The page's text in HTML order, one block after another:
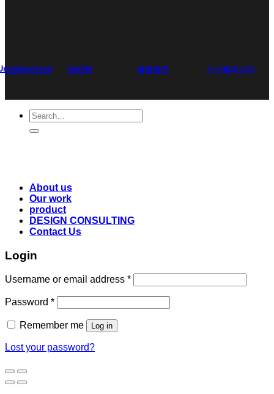
visible 글램핑존 시스템파고라
Search
for:
About us
Our work
product
DESIGN CONSULTING
Contact Us
Login
Username or email address *
Password *
Remember me Log in
Lost your password?